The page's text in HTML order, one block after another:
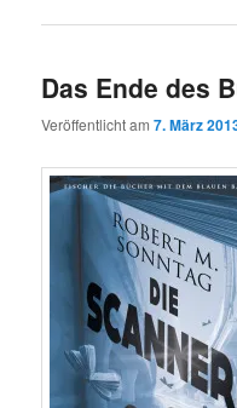
Das Ende des
Veröffentlicht am7. März